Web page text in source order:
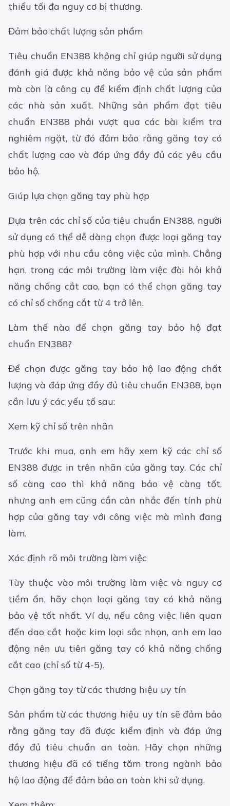
thiểu tối đa nguy cơ bị thương.
Đảm bảo chất lượng sản phẩm
Tiêu chuẩn EN388 không chỉ giúp người sử dụng
đánh giá được khả năng bảo vệ của sản phẩm
mà còn là công cụ để kiểm định chất lượng của
các nhà sản xuất. Những sản phẩm đạt tiêu
chuẩn EN388 phải vượt qua các bài kiểm tra
nghiêm ngặt, từ đó đảm bảo rằng găng tay có
chất lượng cao và đáp ứng đầy đủ các yêu cầu
bảo hộ.
Giúp lựa chọn găng tay phù hợp
Dựa trên các chỉ số của tiêu chuẩn EN388, người
sử dụng có thể dễ dàng chọn được loại găng tay
phù hợp với nhu cầu công việc của mình. Chẳng
hạn, trong các môi trường làm việc đòi hỏi khả
năng chống cắt cao, bạn có thể chọn găng tay
có chỉ số chống cắt từ 4 trở lên.
Làm thế nào để chọn găng tay bảo hộ đạt
chuẩn EN388?
Để chọn được găng tay bảo hộ lao động chất
lượng và đáp ứng đầy đủ tiêu chuẩn EN388, bạn
cần lưu ý các yếu tố sau:
Xem kỹ chỉ số trên nhãn
Trước khi mua, anh em hãy xem kỹ các chỉ số
EN388 được in trên nhãn của găng tay. Các chỉ
số càng cao thì khả năng bảo vệ càng tốt,
nhưng anh em cũng cần cân nhắc đến tính phù
hợp của găng tay với công việc mà mình đang
làm.
Xác định rõ môi trường làm việc
Tùy thuộc vào môi trường làm việc và nguy cơ
tiềm ẩn, hãy chọn loại găng tay có khả năng
bảo vệ tốt nhất. Ví dụ, nếu công việc liên quan
đến dao cắt hoặc kim loại sắc nhọn, anh em lao
động nên ưu tiên găng tay có khả năng chống
cắt cao (chỉ số từ 4-5).
Chọn găng tay từ các thương hiệu uy tín
Sản phẩm từ các thương hiệu uy tín sẽ đảm bảo
rằng găng tay đã được kiểm định và đáp ứng
đầy đủ tiêu chuẩn an toàn. Hãy chọn những
thương hiệu đã có tiếng tăm trong ngành bảo
hộ lao động để đảm bảo an toàn khi sử dụng.